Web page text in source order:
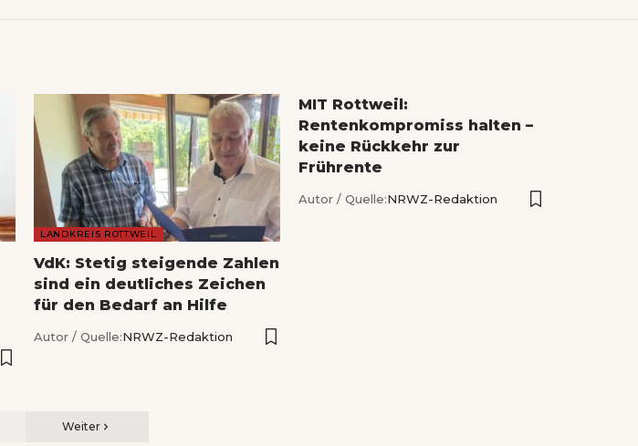
LANDKREIS ROTTWEIL
VdK: Stetig steigende Zahlen
sind ein deutliches Zeichen
für den Bedarf an Hilfe
Autor / Quelle:NRWZ-Redaktion
MIT Rottweil:
Rentenkompromiss halten –
keine Rückkehr zur
Frührente
Autor / Quelle:NRWZ-Redaktion
Weiter